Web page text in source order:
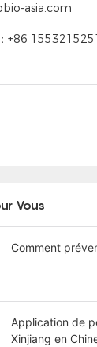
asia.com
+86
Vous
Comment
Application de
Xinjiang en